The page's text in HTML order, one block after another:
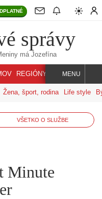
správy
má Jozefína
REGIÓNY INDEX SVET
MENU
Žena, šport, rodina Life style
VŠETKO O SLUŽBE
Minute